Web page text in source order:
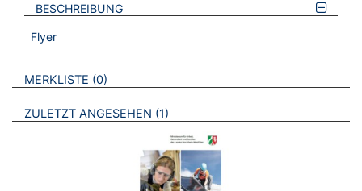
BESCHREIBUNG
Flyer
VERWEISE AUF VERMERKTE- ODER ZULETZT ANGESEHENE
MERKLISTE 0 BROSCHÜREN
ZULETZT ANGESEHEN 1 BROSCHÜREN